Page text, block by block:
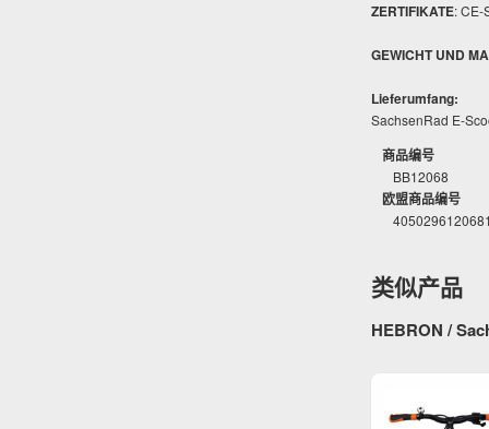
ZERTIFIKATE: CE-
GEWICHT UND
Lieferumfang:
SachsenRad E-
商品编号
BB12068
欧盟商品编号
类似产品
HEBRON /